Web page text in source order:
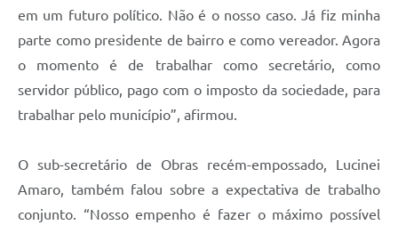
em um futuro político. Não é o nosso caso. Já fiz minha
parte como presidente de bairro e como vereador. Agora
o momento é de trabalhar como secretário, como
servidor público, pago com o imposto da sociedade, para
trabalhar pelo município”, afirmou.
O sub-secretário de Obras recém-empossado, Lucinei
Amaro, também falou sobre a expectativa de trabalho
conjunto. “Nosso empenho é fazer o máximo possível